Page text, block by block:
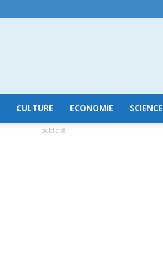
GuineeConakry.online
CULTURE ECONOMIE SCIENCE
publicité